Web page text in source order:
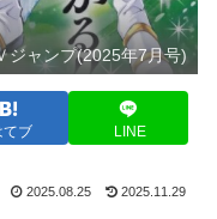
ジャンプ(2025年7月号)
てブ LINE
2025.08.25 2025.11.29